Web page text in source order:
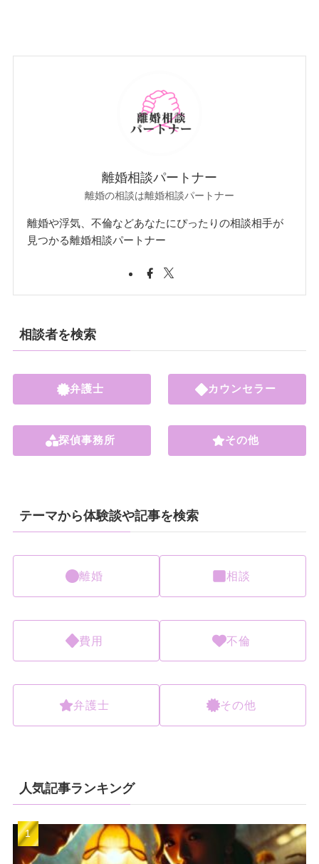
離婚相談パートナー
離婚の相談は離婚相談パートナー
離婚や浮気、不倫などあなたにぴったりの相談相手が
見つかる離婚相談パートナー
相談者を検索
弁護士
探偵事務所
カウンセラー
その他
テーマから体験談や記事を検索
離婚 相談
費用 不倫
弁護士 その他
人気記事ランキング